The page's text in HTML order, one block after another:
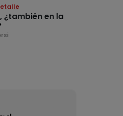
¿también en la